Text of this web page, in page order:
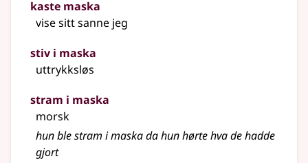
kaste maska
vise sitt sanne jeg
stiv i maska
uttrykksløs
stram i maska
morsk
hun ble stram i maska da hun hørte hva de hadde
gjort